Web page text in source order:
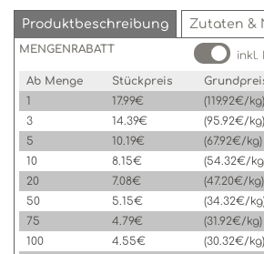
Produktbeschreibung Zutaten &
MENGENRABATT
inkl.
Ab Menge
Stückpreis
1
17.99€
(119.92€/kg)
3
14.39€
(95.92€/kg)
5
10.19€
(67.92€/kg)
10
8.15€
(54.32€/
20
7.08€
(47.20€/kg)
50
5.15€
(34.32€/
75
4.79€
(31.92€/kg)
100
4.55€
(30.32€/kg)